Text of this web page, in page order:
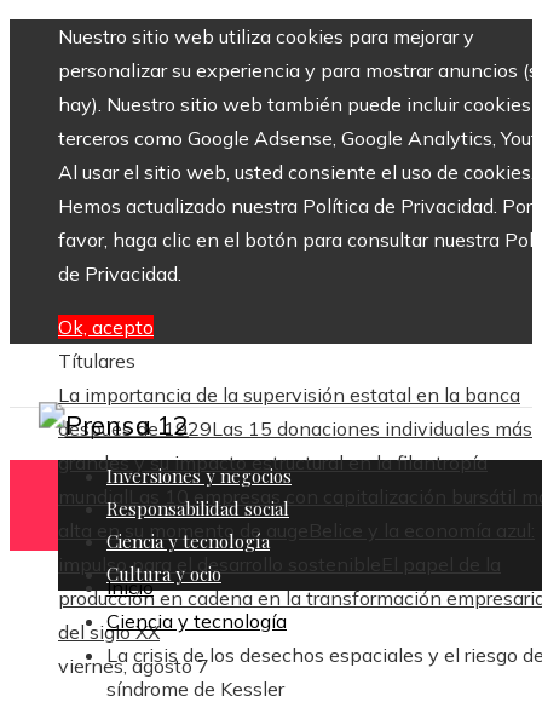
Nuestro sitio web utiliza cookies para mejorar y
personalizar su experiencia y para mostrar anuncios
hay). Nuestro sitio web también puede incluir cookies
terceros como Google Adsense, Google Analytics,
Al usar el sitio web, usted consiente el uso de cookies.
Hemos actualizado nuestra Política de Privacidad. Por
favor, haga clic en el botón para consultar nuestra
de Privacidad.
Ok, acepto
Títulares
La importancia de la supervisión estatal en la banca
después de 1929Las 15 donaciones individuales más
grandes y su impacto estructural en la filantropía
mundial
Las 10 empresas con capitalización bursátil
alta en su momento de auge Belice y la economía azul:
impulso para el desarrollo sostenible El papel de la
producción en cadena en la transformación
del siglo XX
viernes, agosto 7
Inversiones y negocios
Responsabilidad social
Ciencia y tecnología
Cultura y ocio
Inicio
Ciencia y tecnología
La crisis de los desechos espaciales y el riesgo
síndrome de Kessler